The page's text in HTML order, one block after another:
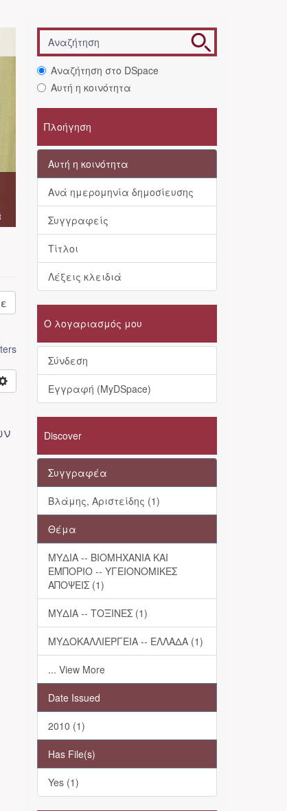
Αναζήτηση στο DSpace
Αυτή η κοινότητα
Πλοήγηση
Αυτή η κοινότητα
Ανά ημερομηνία δημοσίευσης
Συγγραφείς
Τίτλοι
Λέξεις κλειδιά
Ο λογαριασμός μου
Σύνδεση
Εγγραφή (MyDSpace)
Discover
Συγγραφέα
Βλάμης, Αριστείδης (1)
Θέμα
ΜΥΔΙΑ -- ΒΙΟΜΗΧΑΝΙΑ ΚΑΙ
ΕΜΠΟΡΙΟ -- ΥΓΕΙΟΝΟΜΙΚΕΣ
ΑΠΟΨΕΙΣ (1)
ΜΥΔΙΑ -- ΤΟΞΙΝΕΣ (1)
ΜΥΔΟΚΑΛΛΙΕΡΓΕΙΑ -- ΕΛΛΑΔΑ (1)
... View More
Date Issued
2010 (1)
Has File(s)
Yes (1)